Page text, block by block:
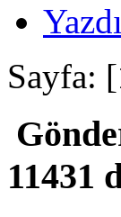
Sayfa: [
11431